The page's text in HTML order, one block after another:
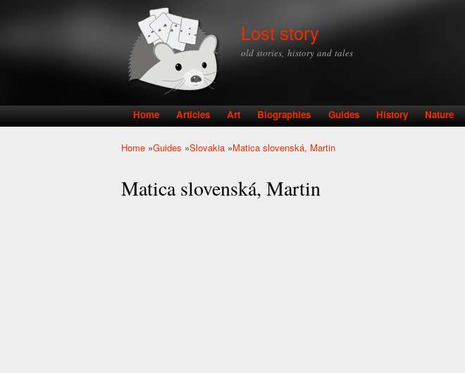
Lost story
old stories, history and tales
Main menu
Home Articles Art Biographies Guides History Nature
Home »Guides »Slovakia »Matica slovenská, Martin
Matica slovenská, Martin